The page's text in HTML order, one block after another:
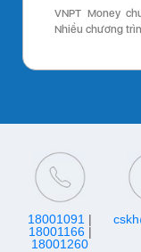
VNPT Money
Nhiều chương
18001091 |
18001166|
18001260